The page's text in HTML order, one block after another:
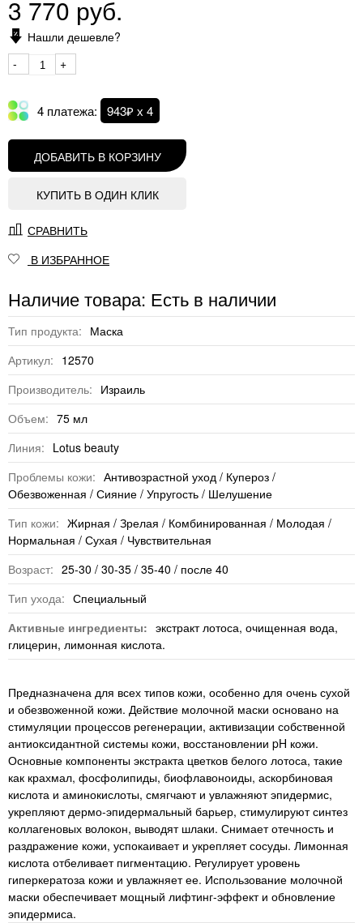
3 770 руб.
Нашли дешевле?
-
+
4 платежа: 943₽ х 4
ДОБАВИТЬ В КОРЗИНУ
КУПИТЬ В ОДИН КЛИК
СРАВНИТЬ
В ИЗБРАННОЕ
Наличие товара: Есть в наличии
Тип продукта: Маска
Артикул: 12570
Производитель: Израиль
Объем: 75 мл
Линия: Lotus beauty
Проблемы кожи: Антивозрастной уход / Купероз /
Обезвоженная / Сияние / Упругость / Шелушение
Тип кожи: Жирная / Зрелая / Комбинированная / Молодая /
Нормальная / Сухая / Чувствительная
Возраст: 25-30 / 30-35 / 35-40 / после 40
Тип ухода: Специальный
Активные ингредиенты: экстракт лотоса, очищенная вода,
глицерин, лимонная кислота.
Предназначена для всех типов кожи, особенно для очень сухой
и обезвоженной кожи. Действие молочной маски основано на
стимуляции процессов регенерации, активизации собственной
антиоксидантной системы кожи, восстановлении pH кожи.
Основные компоненты экстракта цветков белого лотоса, такие
как крахмал, фосфолипиды, биофлавоноиды, аскорбиновая
кислота и аминокислоты, смягчают и увлажняют эпидермис,
укрепляют дермо-эпидермальный барьер, стимулируют синтез
коллагеновых волокон, выводят шлаки. Снимает отечность и
раздражение кожи, успокаивает и укрепляет сосуды. Лимонная
кислота отбеливает пигментацию. Регулирует уровень
гиперкератоза кожи и увлажняет ее. Использование молочной
маски обеспечивает мощный лифтинг-эффект и обновление
эпидермиса.